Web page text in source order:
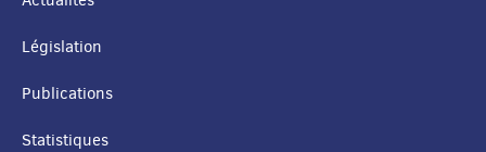
Législation
Publications
Statistiques